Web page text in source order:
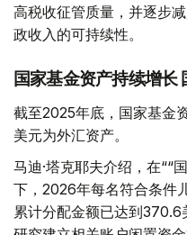
高税收征管质量，并逐步
政收入的可持续性。
国家基金资产持续增长
截至2025年底，国家基金
美元为外汇资产。
马迪·塔克耶夫介绍，在
下，2026年每名符合条件
累计分配金额已达到